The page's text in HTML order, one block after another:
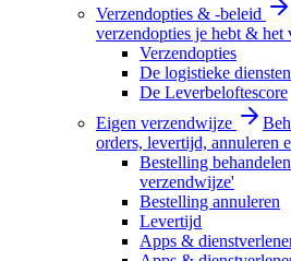
Verzendopties & -beleid
verzendopties je hebt & het
Verzendopties
De logistieke
De Leverbeloftescore
Eigen verzendwijze
orders, levertijd, annuleren
Bestelling
verzendwijze'
Bestelling annuleren
Levertijd
Apps &